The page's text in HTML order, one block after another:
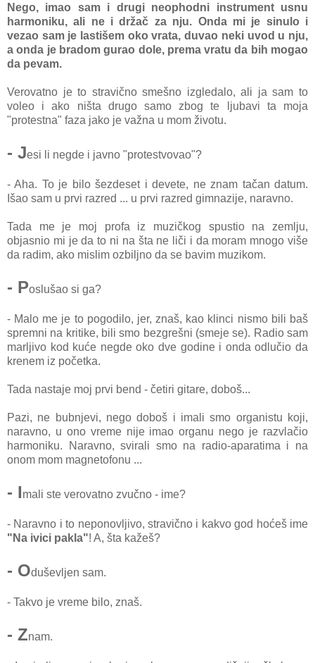
Nego, imao sam i drugi neophodni instrument usnu
harmoniku, ali ne i držač za nju. Onda mi je sinulo i
vezao sam je lastišem oko vrata, duvao neki uvod u nju,
a onda je bradom gurao dole, prema vratu da bih mogao
da pevam.
Verovatno je to stravično smešno izgledalo, ali ja sam to
voleo i ako ništa drugo samo zbog te ljubavi ta moja
"protestna" faza jako je važna u mom životu.
- Jesi li negde i javno "protestvovao"?
- Aha. To je bilo šezdeset i devete, ne znam tačan datum.
Išao sam u prvi razred ... u prvi razred gimnazije, naravno.
Tada me je moj profa iz muzičkog spustio na zemlju,
objasnio mi je da to ni na šta ne liči i da moram mnogo više
da radim, ako mislim ozbiljno da se bavim muzikom.
- Poslušao si ga?
- Malo me je to pogodilo, jer, znaš, kao klinci nismo bili baš
spremni na kritike, bili smo bezgrešni (smeje se). Radio sam
marljivo kod kuće negde oko dve godine i onda odlučio da
krenem iz početka.
Tada nastaje moj prvi bend - četiri gitare, doboš...
Pazi, ne bubnjevi, nego doboš i imali smo organistu koji,
naravno, u ono vreme nije imao organu nego je razvlačio
harmoniku. Naravno, svirali smo na radio-aparatima i na
onom mom magnetofonu ...
- Imali ste verovatno zvučno - ime?
- Naravno i to neponovljivo, stravično i kakvo god hoćeš ime
"Na ivici pakla"! A, šta kažeš?
- Oduševljen sam.
- Takvo je vreme bilo, znaš.
- Znam.